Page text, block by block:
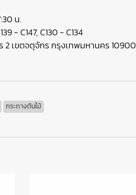
น.
- C147, C130 - C134
เขตจตุจักร กรุงเทพมหานคร 10900
กระถางต้นไม้